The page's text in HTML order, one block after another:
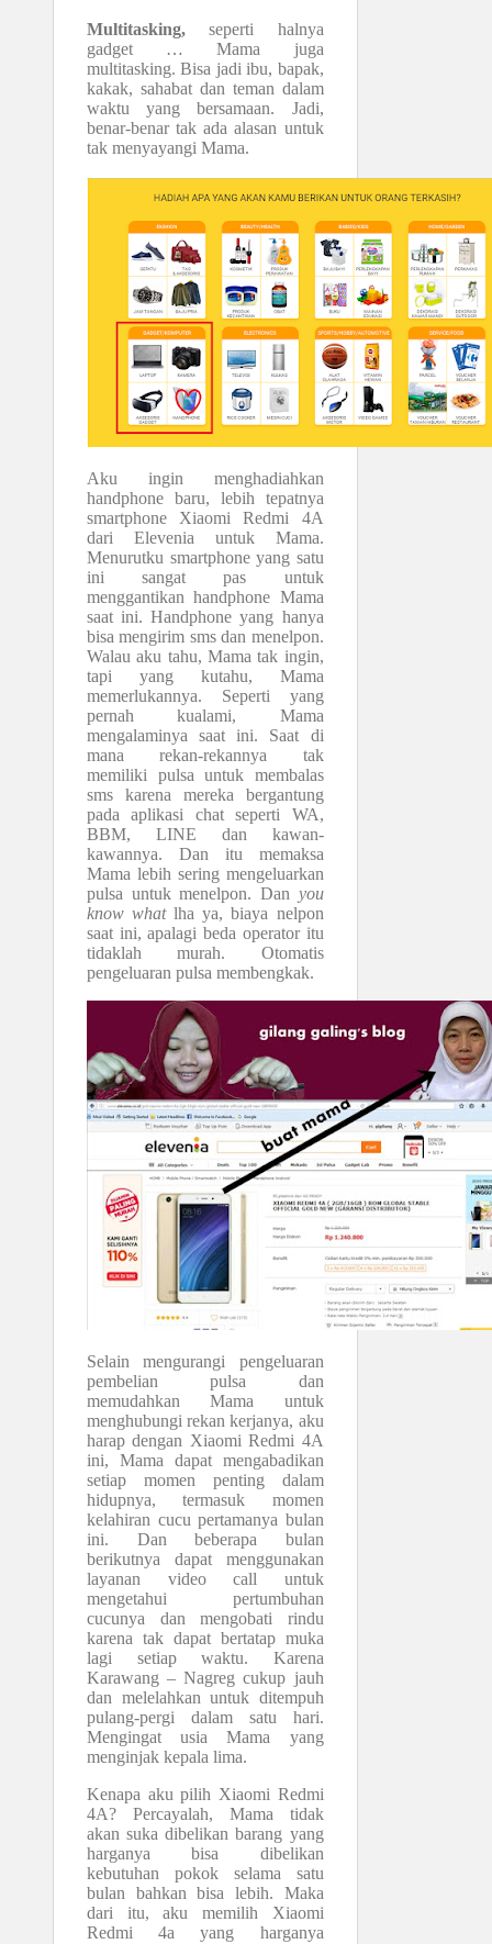
Multitasking,seperti halnya
gadget … Mama juga
multitasking. Bisa jadi ibu, bapak,
kakak, sahabat dan teman dalam
waktu yang bersamaan. Jadi,
benar-benar tak ada alasan untuk
tak menyayangi Mama.
Aku ingin menghadiahkan
handphone baru, lebih tepatnya
smartphone Xiaomi Redmi 4A
dari Elevenia untuk Mama.
Menurutku smartphone yang satu
ini sangat pas untuk
menggantikan handphone Mama
saat ini. Handphone yang hanya
bisa mengirim sms dan menelpon.
Walau aku tahu, Mama tak ingin,
tapi yang kutahu, Mama
memerlukannya. Seperti yang
pernah kualami, Mama
mengalaminya saat ini. Saat di
mana rekan-rekannya tak
memiliki pulsa untuk membalas
sms karena mereka bergantung
pada aplikasi chat seperti WA,
BBM, LINE dan kawan-
kawannya. Dan itu memaksa
Mama lebih sering mengeluarkan
pulsa untuk menelpon. Dan you
know whatlha ya, biaya nelpon
saat ini, apalagi beda operator itu
tidaklah murah. Otomatis
pengeluaran pulsa membengkak.
Selain mengurangi pengeluaran
pembelian pulsa dan
memudahkan Mama untuk
menghubungi rekan kerjanya, aku
harap dengan Xiaomi Redmi 4A
ini, Mama dapat mengabadikan
setiap momen penting dalam
hidupnya, termasuk momen
kelahiran cucu pertamanya bulan
ini. Dan beberapa bulan
berikutnya dapat menggunakan
layanan video call untuk
mengetahui pertumbuhan
cucunya dan mengobati rindu
karena tak dapat bertatap muka
lagi setiap waktu. Karena
Karawang – Nagreg cukup jauh
dan melelahkan untuk ditempuh
pulang-pergi dalam satu hari.
Mengingat usia Mama yang
menginjak kepala lima.
Kenapa aku pilih Xiaomi Redmi
4A? Percayalah, Mama tidak
akan suka dibelikan barang yang
harganya bisa dibelikan
kebutuhan pokok selama satu
bulan bahkan bisa lebih. Maka
dari itu, aku memilih Xiaomi
Redmi 4a yang harganya